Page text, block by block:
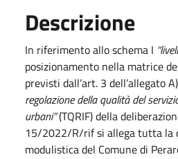
Descrizione
In riferimento allo schema I
posizionamento nella matrice
previsti dall’art. 3 dell’allegato A)
regolazione della qualità del
urbani”(TQRIF) della
15/2022/R/rif si allega tutta la
modulistica del Comune di